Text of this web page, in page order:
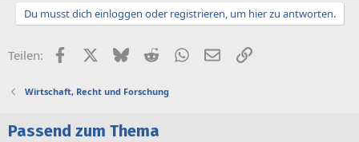
Du musst dich einloggen oder registrieren, um hier zu antworten.
Teilen: FacebookX (Twitter)
BlueskyRedditWhatsApp
E-MailLink
Wirtschaft, Recht und Forschung
Passend zum Thema